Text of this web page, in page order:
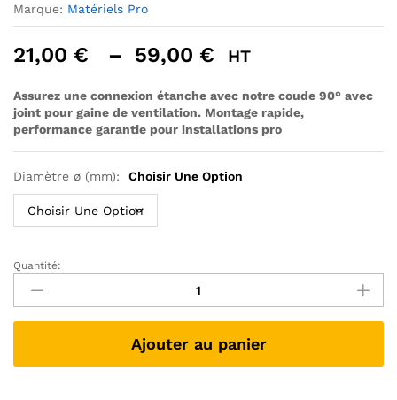
Marque: Matériels Pro
21,00 € – 59,00 €
Plage
prix :
21,00 €
à
59,00 €
HT
Assurez une connexion étanche avec notre coude 90° avec
joint pour gaine de ventilation. Montage rapide,
performance garantie pour installations pro
Diamètre ø (mm): Choisir Une Option
Coude
Avec
Joint
Ventilation
Quantité:
Ajouter au panier